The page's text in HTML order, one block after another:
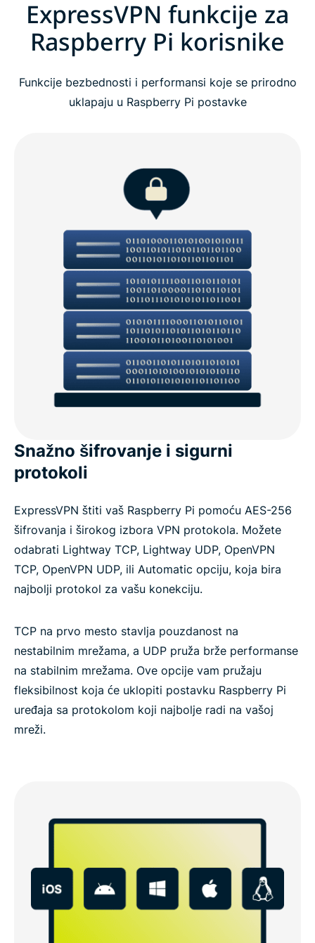
ExpressVPN funkcije za
Raspberry Pi korisnike
Funkcije bezbednosti i performansi koje se prirodno
uklapaju u Raspberry Pi postavke
Snažno šifrovanje i sigurni
protokoli
ExpressVPN štiti vaš Raspberry Pi pomoću AES-256
šifrovanja i širokog izbora VPN protokola. Možete
odabrati Lightway TCP, Lightway UDP, OpenVPN
TCP, OpenVPN UDP, ili Automatic opciju, koja bira
najbolji protokol za vašu konekciju.
TCP na prvo mesto stavlja pouzdanost na
nestabilnim mrežama, a UDP pruža brže performanse
na stabilnim mrežama. Ove opcije vam pružaju
fleksibilnost koja će uklopiti postavku Raspberry Pi
uređaja sa protokolom koji najbolje radi na vašoj
mreži.